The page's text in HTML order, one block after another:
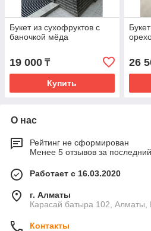
Букет из сухофруктов с
баночкой мёда
19 000 ₸
Купить
26
О нас
Рейтинг не сформирован
Менее 5 отзывов за
Работает с 16.03.2020
г. Алматы
Карасай батыра 102, Алматы,
Контакты